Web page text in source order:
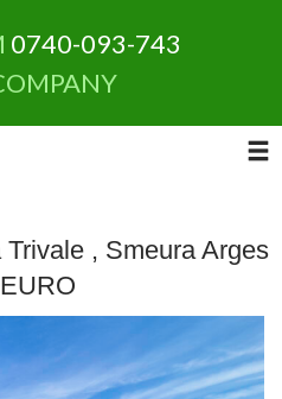
0740-093-743
, Smeura Arges